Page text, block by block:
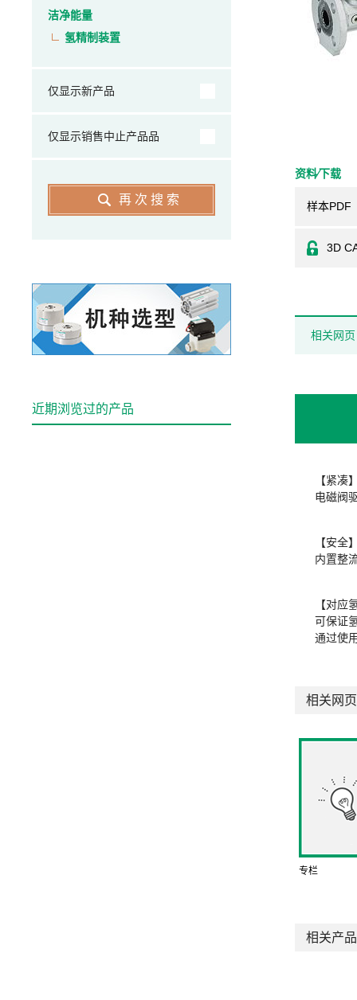
资料⁄下载
样本PDF
3D
相关网页
【紧凑
电磁阀
【安全
内置整
【对应
可保证
通过使
相关网页
专栏
相关产品
洁净能量
氢精制装置
仅显示新产品
仅显示销售中止产品品
再次搜索
近期浏览过的产品